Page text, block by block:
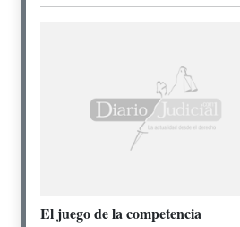
El juego de la competencia